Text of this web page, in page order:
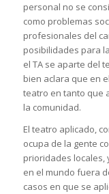
personal no se
como problemas
profesionales del
posibilidades para
el TA se aparte del
bien aclara que en
teatro en tanto que
la comunidad.
El teatro aplicado,
ocupa de la gente
prioridades locales,
en el mundo fuera
casos en que se